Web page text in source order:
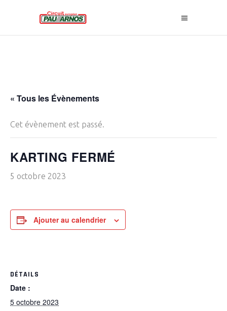
« Tous les Évènements
Cet évènement est passé.
KARTING FERMÉ
5 octobre 2023
Ajouter au calendrier
DÉTAILS
Date :
5 octobre 2023